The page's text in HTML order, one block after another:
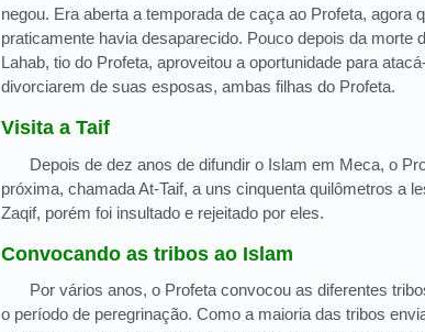
negou. Era aberta a temporada de caça ao Profeta, agora
praticamente havia desaparecido. Pouco depois da morte
Lahab, tio do Profeta, aproveitou a oportunidade para
divorciarem de suas esposas, ambas filhas do Profeta.
Visita a Taif
Depois de dez anos de difundir o Islam em Meca, o
próxima, chamada At-Taif, a uns cinquenta quilômetros a
Zaqif, porém foi insultado e rejeitado por eles.
Convocando as tribos ao Islam
Por vários anos, o Profeta convocou as diferentes
o período de peregrinação. Como a maioria das tribos